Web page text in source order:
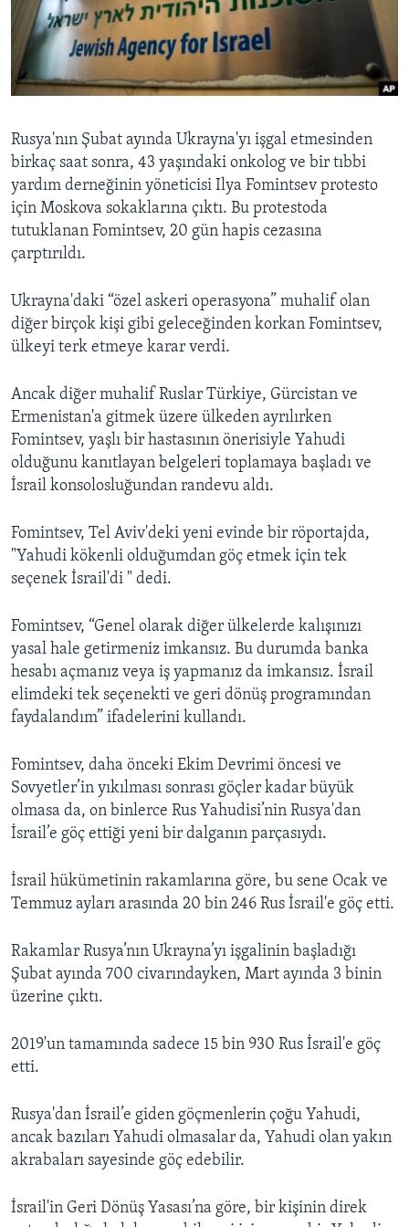
HAYATTAN
SANAT
BIZI TAKIP EDIN
Diller
Rusya'nın Şubat ayında Ukrayna'yı işgal etmesinden
birkaç saat sonra, 43 yaşındaki onkolog ve bir tıbbi
yardım derneğinin yöneticisi Ilya Fomintsev protesto
için Moskova sokaklarına çıktı. Bu protestoda
tutuklanan Fomintsev, 20 gün hapis cezasına
çarptırıldı.
Ukrayna'daki “özel askeri operasyona” muhalif olan
diğer birçok kişi gibi geleceğinden korkan Fomintsev,
ülkeyi terk etmeye karar verdi.
Ancak diğer muhalif Ruslar Türkiye, Gürcistan ve
Ermenistan'a gitmek üzere ülkeden ayrılırken
Fomintsev, yaşlı bir hastasının önerisiyle Yahudi
olduğunu kanıtlayan belgeleri toplamaya başladı ve
İsrail konsolosluğundan randevu aldı.
Fomintsev, Tel Aviv'deki yeni evinde bir röportajda,
"Yahudi kökenli olduğumdan göç etmek için tek
seçenek İsrail'di " dedi.
Fomintsev, “Genel olarak diğer ülkelerde kalışınızı
yasal hale getirmeniz imkansız. Bu durumda banka
hesabı açmanız veya iş yapmanız da imkansız. İsrail
elimdeki tek seçenekti ve geri dönüş programından
faydalandım” ifadelerini kullandı.
Fomintsev, daha önceki Ekim Devrimi öncesi ve
Sovyetler’in yıkılması sonrası göçler kadar büyük
olmasa da, on binlerce Rus Yahudisi’nin Rusya'dan
İsrail’e göç ettiği yeni bir dalganın parçasıydı.
İsrail hükümetinin rakamlarına göre, bu sene Ocak ve
Temmuz ayları arasında 20 bin 246 Rus İsrail'e göç etti.
Rakamlar Rusya’nın Ukrayna’yı işgalinin başladığı
Şubat ayında 700 civarındayken, Mart ayında 3 binin
üzerine çıktı.
2019'un tamamında sadece 15 bin 930 Rus İsrail'e göç
etti.
Rusya'dan İsrail’e giden göçmenlerin çoğu Yahudi,
ancak bazıları Yahudi olmasalar da, Yahudi olan yakın
akrabaları sayesinde göç edebilir.
İsrail'in Geri Dönüş Yasası’na göre, bir kişinin direk